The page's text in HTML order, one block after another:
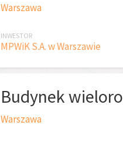
Warszawa
INWESTOR
MPWiK S.A. w Warszawie
Budynek
Warszawa